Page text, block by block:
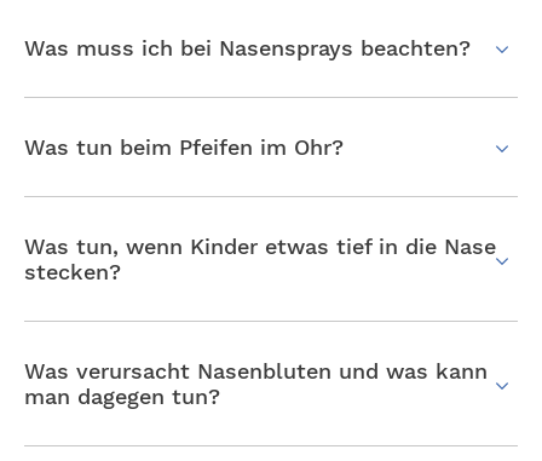
Was muss ich bei Nasensprays beachten?
Was tun beim Pfeifen im Ohr?
Was tun, wenn Kinder etwas tief in die Nase
stecken?
Was verursacht Nasenbluten und was kann
man dagegen tun?